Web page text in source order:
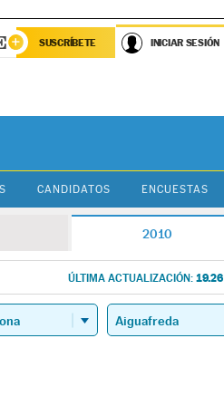
SUSCRÍBETE INICIAR SESIÓN
CANDIDATOS ENCUESTAS
2010
ÚLTIMA ACTUALIZACIÓN: 19.26